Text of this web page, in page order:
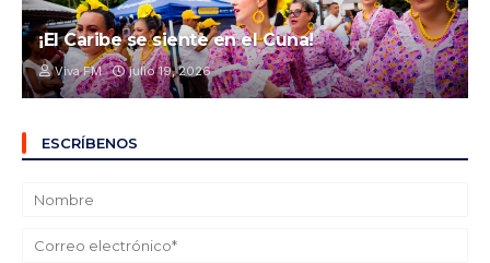
¡El Caribe se siente en el Cuna!
Viva FM julio 19, 2026
ESCRÍBENOS